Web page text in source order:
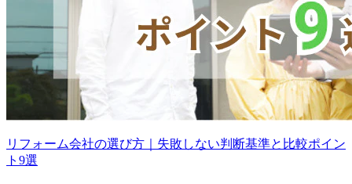
リフォーム会社の選び方｜失敗しない判断基準と比較ポイン
ト9選